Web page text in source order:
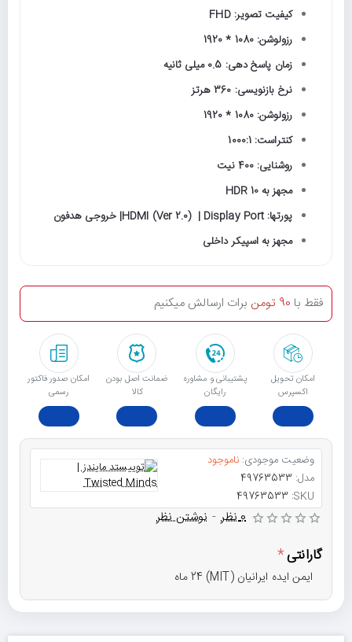
کیفیت تصویر: FHD
رزولوشن: 1080 * 1920
زمان پاسخ دهی: 0.5 میلی ثانیه
نرخ بازنویسی: 360 هرتز
رزولوشن: 1080 * 1920
کنتراست: 1000:1
روشنایی: 400 نیت
مجهز به HDR 10
پورتها: HDMI (Ver 2.0) | Display Port| خروجی هدفون
مجهز به اسپیکر داخلی
امکان تحویل
اکسپرس
پشتیبانی و مشاوره
رایگان
ﺿﻤﺎﻧﺖ اﺻﻞ ﺑﻮدن
ﮐﺎﻟﺎ
امکان صدور فاکتور
رسمی
فقط با 90 تومن برات ارسالش میکنیم
وضعیت موجودی: ناموجود
مدل: 49763533
SKU:
49763533
0 نظر - نوشتن نظر
گارانتی
ایمن ایده ایرانیان (MIT) 24 ماه